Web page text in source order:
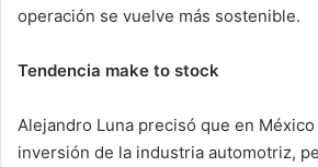
operación se vuelve más sostenible.
Tendencia make to stock
Alejandro Luna precisó que en
inversión de la industria automotriz,